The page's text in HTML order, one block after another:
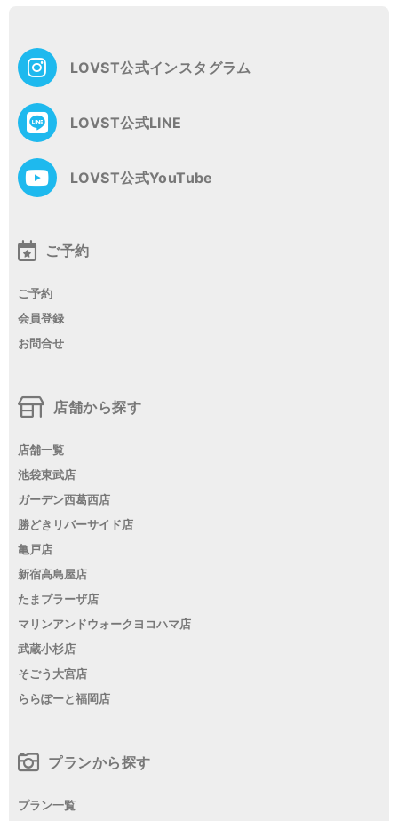
LOVST公式インスタグラム
LOVST公式LINE
LOVST公式YouTube
ご予約
ご予約
会員登録
お問合せ
店舗から探す
店舗一覧
池袋東武店
ガーデン西葛西店
勝どきリバーサイド店
亀戸店
新宿高島屋店
たまプラーザ店
マリンアンドウォークヨコハマ店
武蔵小杉店
そごう大宮店
ららぽーと福岡店
プランから探す
プラン一覧